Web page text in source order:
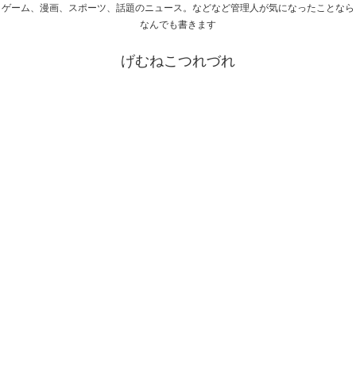
ゲーム、漫画、スポーツ、話題のニュース。などなど管理人が気になったことなら
なんでも書きます
げむねこつれづれ